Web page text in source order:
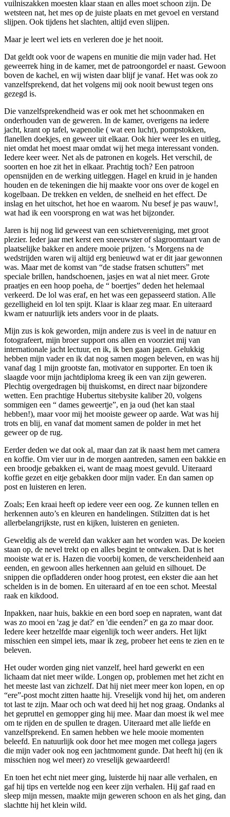
vuilniszakken moesten klaar staan en alles moet schoon zijn. De
wetsteen nat, het mes op de juiste plaats en met gevoel en verstand
slijpen. Ook tijdens het slachten, altijd even slijpen.
Maar je leert wel iets en verleren doe je het nooit.
Dat geldt ook voor de wapens en munitie die mijn vader had. Het
geweerrek hing in de kamer, met de patroongordel er naast. Gewoon
boven de kachel, en wij wisten daar blijf je vanaf. Het was ook zo
vanzelfsprekend, dat het volgens mij ook nooit bewust tegen ons
gezegd is.
Die vanzelfsprekendheid was er ook met het schoonmaken en
onderhouden van de geweren. In de kamer, overigens na iedere
jacht, krant op tafel, wapenolie ( wat een lucht), pompstokken,
flanellen doekjes, en geweer uit elkaar. Ook hier weer les en uitleg,
niet omdat het moest maar omdat wij het mega interessant vonden.
Iedere keer weer. Net als de patronen en kogels. Het verschil, de
soorten en hoe zit het in elkaar. Prachtig toch? Een patroon
opensnijden en de werking uitleggen. Hagel en kruid in je handen
houden en de tekeningen die hij maakte voor ons over de kogel en
kogelbaan. De trekken en velden, de snelheid en het effect. De
inslag en het uitschot, het hoe en waarom. Nu besef je pas wauw!,
wat had ik een voorsprong en wat was het bijzonder.
Jaren is hij nog lid geweest van een schietvereniging, met groot
plezier. Ieder jaar met kerst een sneeuwster of slagroomtaart van de
plaatselijke bakker en andere mooie prijzen. ‘s Morgens na de
wedstrijden waren wij altijd erg benieuwd wat er dit jaar gewonnen
was. Maar met de komst van “de stadse fratsen schutters” met
speciale brillen, handschoenen, jasjes en wat al niet meer. Grote
praatjes en een hoop poeha, de “ boertjes” deden het helemaal
verkeerd. De lol was eraf, en het was een gepasseerd station. Alle
gezelligheid en lol ten spijt. Klaar is klaar zeg maar. En uiteraard
kwam er natuurlijk iets anders voor in de plaats.
Mijn zus is kok geworden, mijn andere zus is veel in de natuur en
fotografeert, mijn broer support ons allen en voorziet mij van
internationale jacht lectuur, en ik, ik ben gaan jagen. Gelukkig
hebben mijn vader en ik dat nog samen mogen beleven, en was hij
vanaf dag 1 mijn grootste fan, motivator en supporter. En toen ik
slaagde voor mijn jachtdiploma kreeg ik een van zijn geweren.
Plechtig overgedragen bij thuiskomst, en direct naar bijzondere
wetten. Een prachtige Hubertus sitebysite kaliber 20, volgens
sommigen een “ dames geweertje”, en ja oud (het kan staal
hebben!), maar voor mij het mooiste geweer op aarde. Wat was hij
trots en blij, en vanaf dat moment samen de polder in met het
geweer op de rug.
Eerder deden we dat ook al, maar dan zat ik naast hem met camera
en koffie. Om vier uur in de morgen aantreden, samen een bakkie en
een broodje gebakken ei, want de maag moest gevuld. Uiteraard
koffie gezet en eitje gebakken door mijn vader. En dan samen op
post en luisteren en leren.
Zoals; Een kraai heeft op iedere veer een oog. Ze kunnen tellen en
herkennen auto’s en kleuren en handelingen. Stilzitten dat is het
allerbelangrijkste, rust en kijken, luisteren en genieten.
Geweldig als de wereld dan wakker aan het worden was. De koeien
staan op, de nevel trekt op en alles begint te ontwaken. Dat is het
mooiste wat er is. Hazen die voorbij komen, de verscheidenheid aan
eenden, en gewoon alles herkennen aan geluid en silhouet. De
snippen die opfladderen onder hoog protest, een ekster die aan het
schelden is in de bomen. En uiteraard af en toe een schot. Meestal
raak en kikdood.
Inpakken, naar huis, bakkie en een bord soep en napraten, want dat
was zo mooi en 'zag je dat?' en 'die eenden?' en ga zo maar door.
Iedere keer hetzelfde maar eigenlijk toch weer anders. Het lijkt
misschien een simpel iets, maar ik zeg, probeer het eens te zien en te
beleven.
Het ouder worden ging niet vanzelf, heel hard gewerkt en een
lichaam dat niet meer wilde. Longen op, problemen met het zicht en
het meeste last van zichzelf. Dat hij niet meer meer kon lopen, en op
“ere”-post mocht zitten haatte hij. Vreselijk vond hij het, om anderen
tot last te zijn. Maar och och wat deed hij het nog graag. Ondanks al
het gepruttel en gemopper ging hij mee. Maar dan moest ik wel mee
om te rijden en de spullen te dragen. Uiteraard met alle liefde en
vanzelfsprekend. En samen hebben we hele mooie momenten
beleefd. En natuurlijk ook door het mee mogen met collega jagers
die mijn vader ook nog een jachtmoment gunde. Dat heeft hij (en ik
misschien nog wel meer) zo vreselijk gewaardeerd!
En toen het echt niet meer ging, luisterde hij naar alle verhalen, en
gaf hij tips en vertelde nog een keer zijn verhalen. Hij gaf raad en
sleep mijn messen, maakte mijn geweren schoon en als het ging, dan
slachtte hij het klein wild.